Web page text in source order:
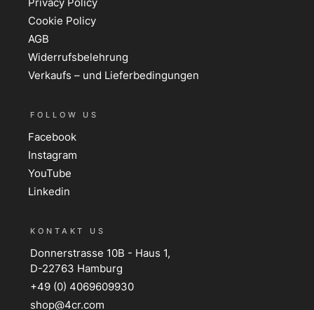
Cookie Policy
AGB
Widerrufsbelehrung
Verkaufs – und Lieferbedingungen
FOLLOW US
Facebook
Instagram
YouTube
Linkedin
KONTAKT US
Donnerstrasse 10B - Haus 1,
D-22763 Hamburg
+49 (0) 4069609930
shop@4cr.com